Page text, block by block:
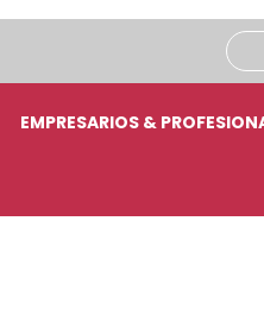
EMPRESARIOS &